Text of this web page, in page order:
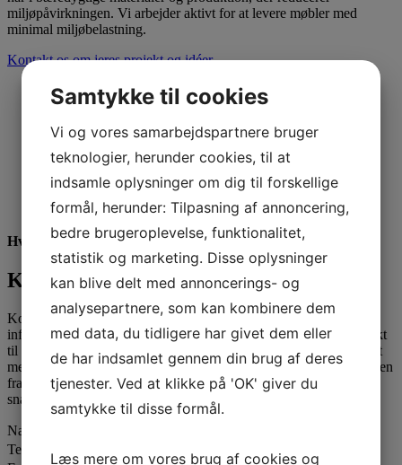
miljøpåvirkningen. Vi arbejder aktivt for at levere møbler med
minimal miljøbelastning.
Kontakt os om jeres projekt og idéer
Hvis du vil vide mere...
Kontakt One Wood Furniture
Kontakt One Wood Furniture, hvis du har brug for flere
informationer og materialer – eller hvis du ønsker personlig kontakt
til en af vores konsulenter og rådgivere, der kan fortælle dig meget
mere om jeres mange muligheder med møbler til institutionen/skolen
fra One Wood Furniture. Udfyld kontakformularen og vi vender
snarest tilbage med den kontakt eller de informationer, du ønsker.
Navn
Telefon
Samtykke til cookies
Vi og vores samarbejdspartnere bruger
teknologier, herunder cookies, til at
indsamle oplysninger om dig til forskellige
formål, herunder: Tilpasning af annoncering,
bedre brugeroplevelse, funktionalitet,
statistik og marketing. Disse oplysninger
kan blive delt med annoncerings- og
analysepartnere, som kan kombinere dem
med data, du tidligere har givet dem eller
de har indsamlet gennem din brug af deres
tjenester. Ved at klikke på 'OK' giver du
samtykke til disse formål.
Læs mere om vores brug af cookies og